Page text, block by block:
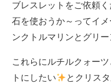
ブレスレットをご依頼
石を使おうか～ってイ
ンクトルマリンとグリ
これらにルチルクォー
トにしたい
とクリス